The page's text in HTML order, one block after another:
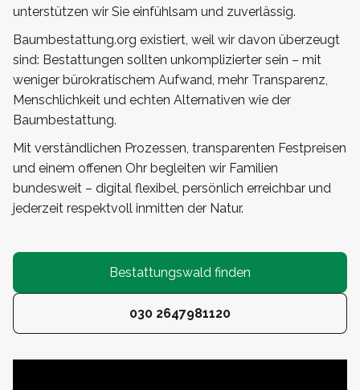
unterstützen wir Sie einfühlsam und zuverlässig.
Baumbestattung.org existiert, weil wir davon überzeugt
sind: Bestattungen sollten unkomplizierter sein – mit
weniger bürokratischem Aufwand, mehr Transparenz,
Menschlichkeit und echten Alternativen wie der
Baumbestattung.
Mit verständlichen Prozessen, transparenten Festpreisen
und einem offenen Ohr begleiten wir Familien
bundesweit – digital flexibel, persönlich erreichbar und
jederzeit respektvoll inmitten der Natur.
Bestattungswald finden
030 2647981120